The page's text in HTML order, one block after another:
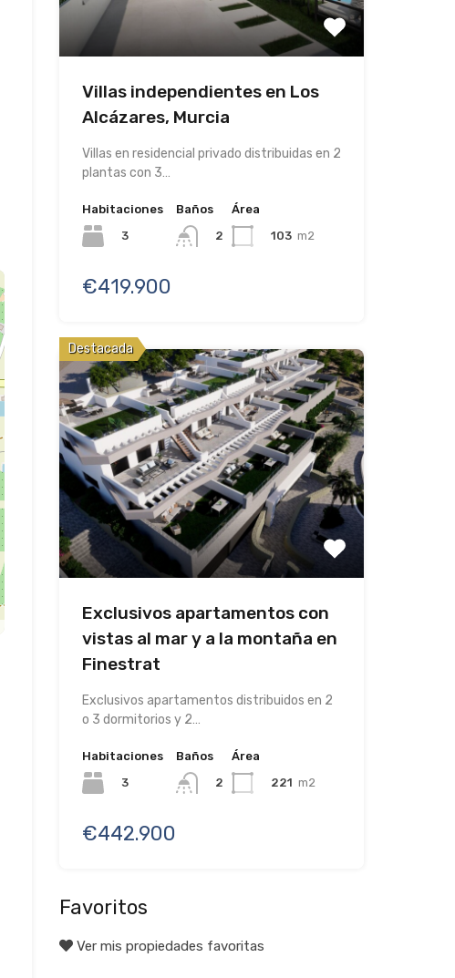
Villas independientes en Los
Alcázares, Murcia
Villas en residencial privado distribuidas en 2
plantas con 3…
Habitaciones
3
Baños
2
Área
103 m2
€419.900
Destacada
Exclusivos apartamentos con
vistas al mar y a la montaña en
Finestrat
Exclusivos apartamentos distribuidos en 2
o 3 dormitorios y 2…
Habitaciones
3
Baños
2
Área
221 m2
€442.900
Favoritos
Ver mis propiedades favoritas